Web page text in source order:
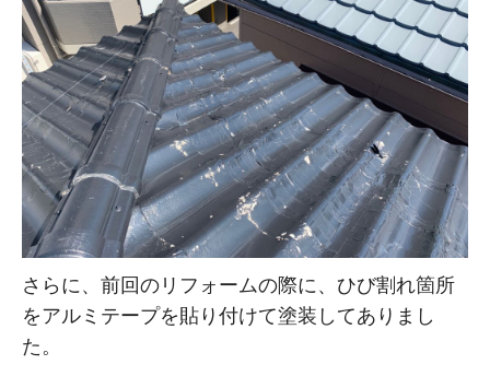
さらに、前回のリフォームの際に、ひび割れ箇所
をアルミテープを貼り付けて塗装してありまし
た。